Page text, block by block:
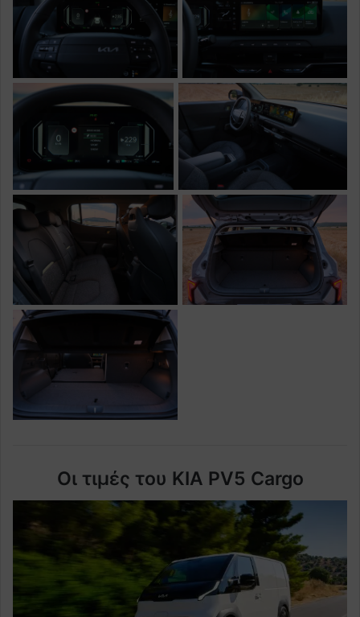
Οι τιμές του KIA PV5 Cargo